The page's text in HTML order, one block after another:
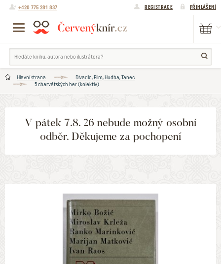
+420 775 281 837 REGISTRACE PŘIHLÁŠENÍ
Hlavní strana
Divadlo, Film, Hudba, Tanec
5 charvátských her (kolektiv)
V pátek 7.8. 26 nebude možný osobní
odběr. Děkujeme za pochopení